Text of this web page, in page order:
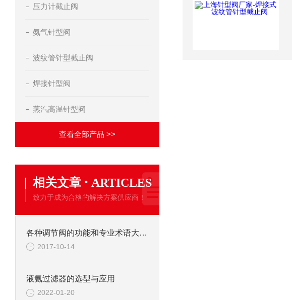
压力计截止阀
氨气针型阀
波纹管针型截止阀
焊接针型阀
蒸汽高温针型阀
查看全部产品 >>
相关文章 · ARTICLES
致力于成为合格的解决方案供应商！
各种调节阀的功能和专业术语大全-上海调节阀生产厂家
2017-10-14
液氨过滤器的选型与应用
2022-01-20